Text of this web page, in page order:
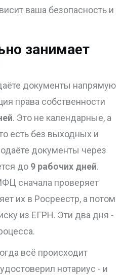
ваша безопасность и
занимает
документы напрямую
права собственности
. Это не календарные, а
есть без выходных и
документы через
до 9 рабочих дней.
сначала проверяет
их в Росреестр, а потом
из ЕГРН. Эти два дня -
всё происходит
нотариус - и